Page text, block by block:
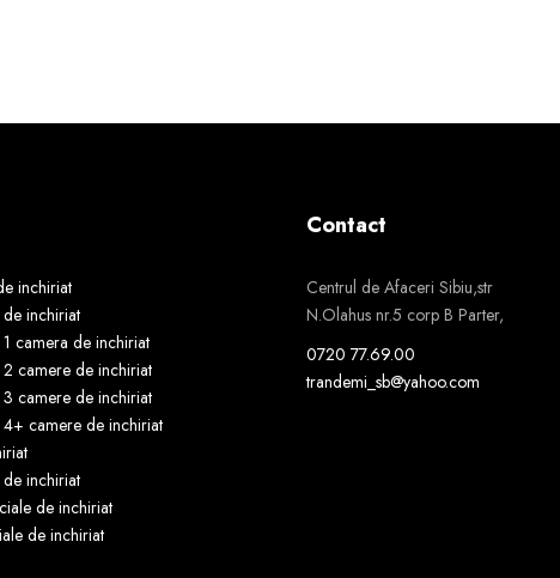
inchiriat
inchiriat
camera de inchiriat
camere de inchiriat
camere de inchiriat
4+ camere de inchiriat
inchiriat
de inchiriat
de inchiriat
Contact
Centrul de Afaceri Sibiu,str
N.Olahus nr.5 corp B Parter,
0720 77.69.00
trandemi_sb@yahoo.com